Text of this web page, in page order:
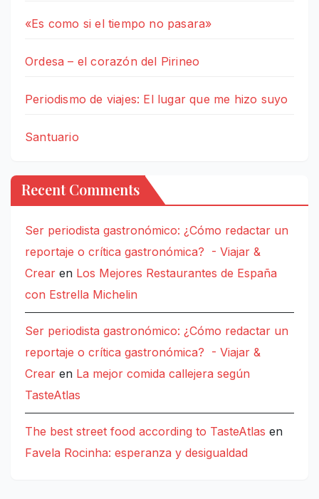
«Es como si el tiempo no pasara»
Ordesa – el corazón del Pirineo
Periodismo de viajes: El lugar que me hizo suyo
Santuario
Recent Comments
Ser periodista gastronómico: ¿Cómo redactar un
reportaje o crítica gastronómica? - Viajar &
Crear en Los Mejores Restaurantes de España
con Estrella Michelin
Ser periodista gastronómico: ¿Cómo redactar un
reportaje o crítica gastronómica? - Viajar &
Crear en La mejor comida callejera según
TasteAtlas
The best street food according to TasteAtlas en
Favela Rocinha: esperanza y desigualdad